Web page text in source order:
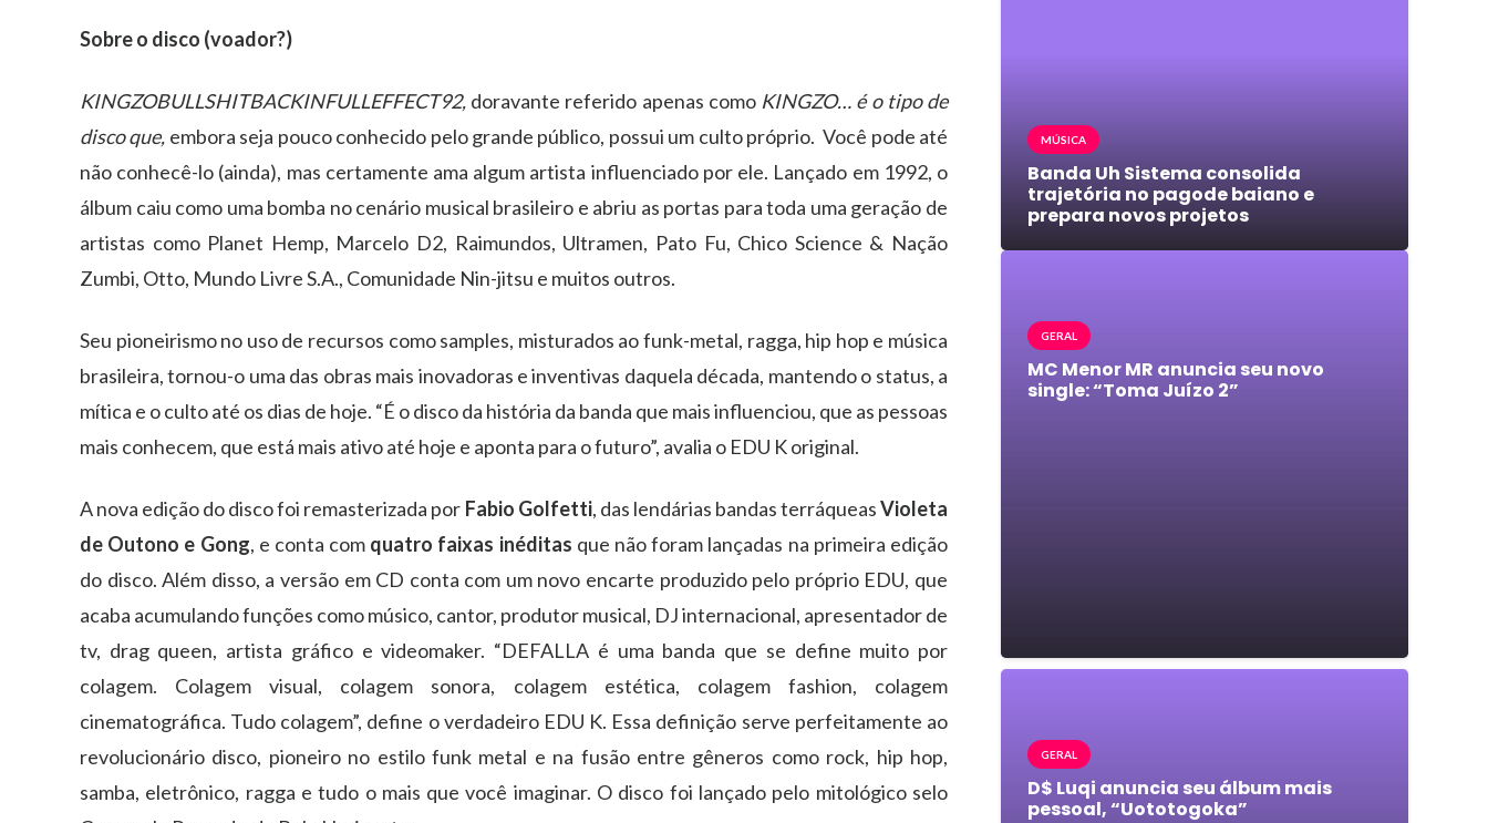
Sobre o disco (voador?)
KINGZOBULLSHITBACKINFULLEFFECT92, doravante referido apenas comoKINGZO… é o tipo de
disco que, embora seja pouco conhecido pelo grande público, possui um culto próprio. Você pode até
não conhecê-lo (ainda), mas certamente ama algum artista influenciado por ele. Lançado em 1992, o
álbum caiu como uma bomba no cenário musical brasileiro e abriu as portas para toda uma geração de
artistas como Planet Hemp, Marcelo D2, Raimundos, Ultramen, Pato Fu, Chico Science & Nação
Zumbi, Otto, Mundo Livre S.A., Comunidade Nin-jitsu e muitos outros.
Seu pioneirismo no uso de recursos como samples, misturados ao funk-metal, ragga, hip hop e música
brasileira, tornou-o uma das obras mais inovadoras e inventivas daquela década, mantendo o status, a
mítica e o culto até os dias de hoje. “É o disco da história da banda que mais influenciou, que as pessoas
mais conhecem, que está mais ativo até hoje e aponta para o futuro”, avalia o EDU K original.
A nova edição do disco foi remasterizada por Fabio Golfetti, das lendárias bandas terráqueasVioleta
de Outono e Gong, e conta com quatro faixas inéditas que não foram lançadas na primeira edição
do disco. Além disso, a versão em CD conta com um novo encarte produzido pelo próprio EDU, que
acaba acumulando funções como músico, cantor, produtor musical, DJ internacional, apresentador de
tv, drag queen, artista gráfico e videomaker. “DEFALLA é uma banda que se define muito por
colagem. Colagem visual, colagem sonora, colagem estética, colagem fashion, colagem
cinematográfica. Tudo colagem”, define o verdadeiro EDU K. Essa definição serve perfeitamente ao
revolucionário disco, pioneiro no estilo funk metal e na fusão entre gêneros como rock, hip hop,
samba, eletrônico, ragga e tudo o mais que você imaginar. O disco foi lançado pelo mitológico selo
MÚSICA
Banda Uh Sistema consolida
trajetória no pagode baiano e
prepara novos projetos
GERAL
MC Menor MR anuncia seu novo
single: “Toma Juízo 2”
GERAL
D$ Luqi anuncia seu álbum mais
pessoal, “Uototogoka”